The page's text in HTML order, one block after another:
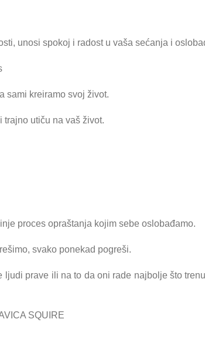
unosi spokoj i radost u vaša sećanja i
sami kreiramo svoj život.
utiču na vaš život.
proces opraštanja kojim sebe oslobađamo.
svako ponekad pogreši.
prave ili na to da oni rade najbolje što
SQUIRE